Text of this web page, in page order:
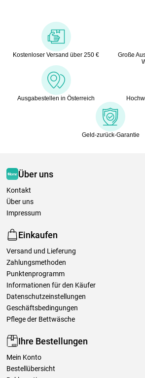
Kostenloser Versand über 250 €
Große
Ausgabestellen in Österreich
Geld-zurück-Garantie
Über uns
Kontakt
Über uns
Impressum
Einkaufen
Versand und Lieferung
Zahlungsmethoden
Punktenprogramm
Informationen für den Käufer
Datenschutzeinstellungen
Geschäftsbedingungen
Pflege der Bettwäsche
Ihre Bestellungen
Mein Konto
Bestellübersicht